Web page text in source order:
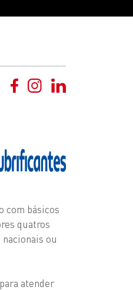
com básicos
quatros
ou
atender